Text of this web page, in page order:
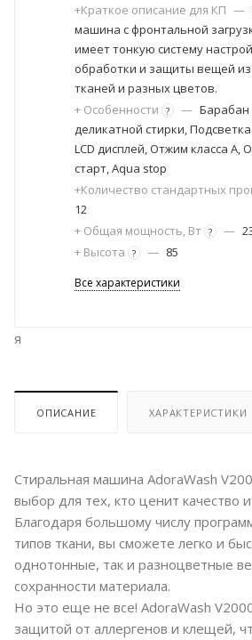
+Краткое описание для КП —
машина с фронтальной
имеет тонкую систему
обработки и защиты вещей
тканей и разных цветов.
+ Особенности ? — Барабан
деликатной стирки,
LCD дисплей, Отжим класса А,
старт, Aqua stop
+Количество стандартных
12
+ Общая мощность, Вт ? —
+ Высота ? — 85
Все характеристики
я
ОПИСАНИЕ ХАРАКТЕРИСТИКИ
Стиральная машина AdoraWash
выбор для тех, кто ценит качество
Благодаря большому числу
типов ткани, вы сможете легко и
однотонные, так и разноцветные
сохранности материала.
Но это еще не все! AdoraWash
защитой от аллергенов и клещей,